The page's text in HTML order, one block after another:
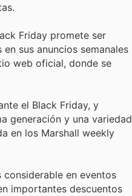
Friday promete ser
sus anuncios semanales
web oficial, donde se
el Black Friday, y
generación y una variedad
en los Marshall weekly
en eventos
importantes descuentos